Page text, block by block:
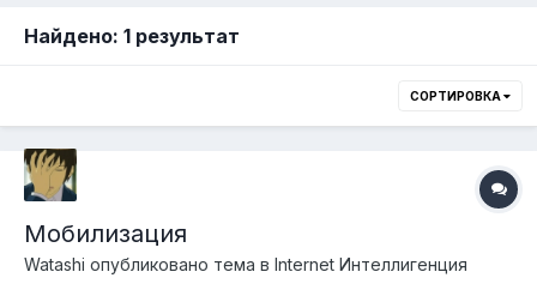
Найдено: 1 результат
СОРТИРОВКА
Мобилизация
Watashi опубликовано тема в Internet Интеллигенция